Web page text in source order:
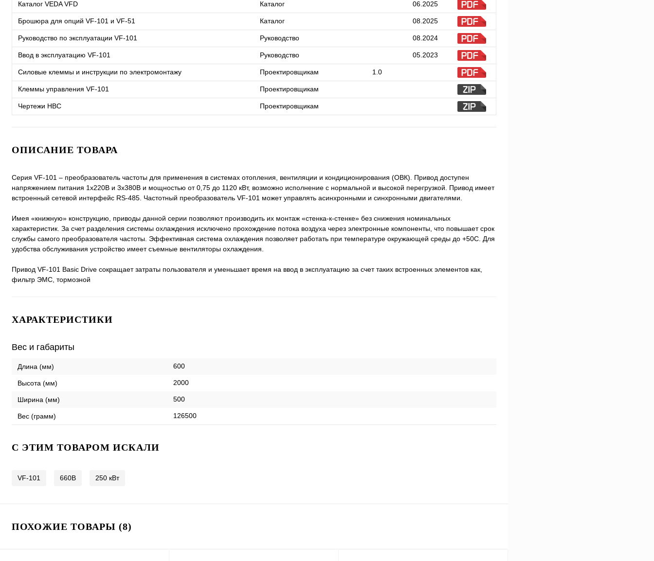
Каталог VEDA VFD Каталог 06.2025
Брошюра для опций VF-101 и VF-51 Каталог 08.2025
Руководство по эксплуатации VF-101 Руководство 08.2024
Ввод в эксплуатацию VF-101 Руководство 05.2023
Силовые клеммы и инструкции по электромонтажу Проектировщикам 1.0
Клеммы управления VF-101 Проектировщикам
Чертежи HBC Проектировщикам
ОПИСАНИЕ ТОВАРА
Серия VF-101 – преобразователь частоты для применения в системах отопления, вентиляции и кондиционирования (ОВК). Привод доступен
напряжением питания 1х220В и 3х380В и мощностью от 0,75 до 1120 кВт, возможно исполнение с нормальной и высокой перегрузкой. Привод имеет
встроенный сетевой интерфейс RS-485. Частотный преобразователь VF-101 может управлять асинхронными и синхронными двигателями.
Имея «книжную» конструкцию, приводы данной серии позволяют производить их монтаж «стенка-к-стенке» без снижения номинальных
характеристик. За счет разделения системы охлаждения исключено прохождение потока воздуха через электронные компоненты, что повышает срок
службы самого преобразователя частоты. Эффективная система охлаждения позволяет работать при температуре окружающей среды до +50С. Для
удобства обслуживания устройство имеет съемные вентиляторы охлаждения.
Привод VF-101 Basic Drive сокращает затраты пользователя и уменьшает время на ввод в эксплуатацию за счет таких встроенных элементов как,
фильтр ЭМС, тормозной
ХАРАКТЕРИСТИКИ
Вес и габариты
Длина (мм) 600
Высота (мм) 2000
Ширина (мм) 500
Вес (грамм) 126500
C ЭТИМ ТОВАРОМ ИСКАЛИ
VF-101 660В 250 кВт
ПОХОЖИЕ ТОВАРЫ (8)